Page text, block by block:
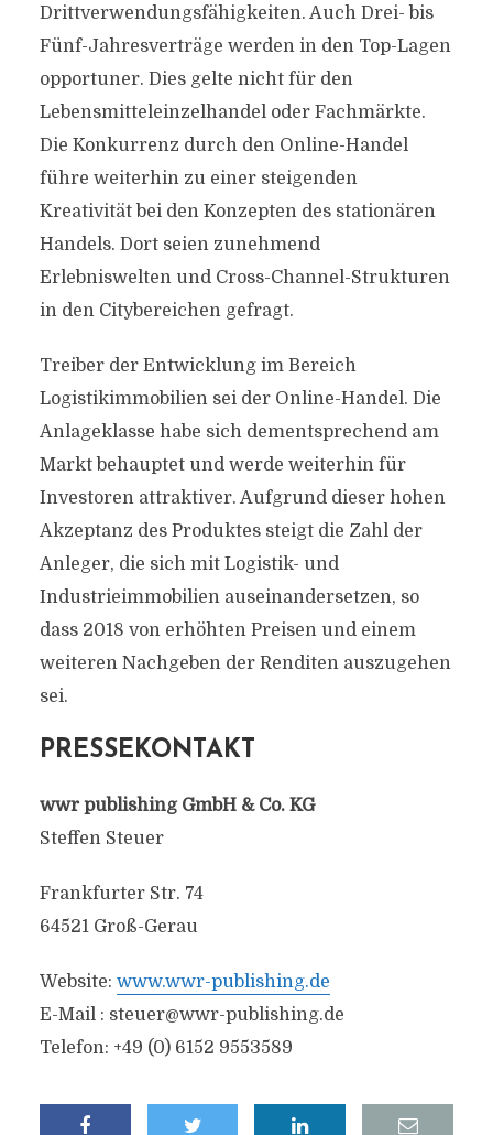
Drittverwendungsfähigkeiten. Auch Drei- bis
Fünf-Jahresverträge werden in den Top-Lagen
opportuner. Dies gelte nicht für den
Lebensmitteleinzelhandel oder Fachmärkte.
Die Konkurrenz durch den Online-Handel
führe weiterhin zu einer steigenden
Kreativität bei den Konzepten des stationären
Handels. Dort seien zunehmend
Erlebniswelten und Cross-Channel-Strukturen
in den Citybereichen gefragt.
Treiber der Entwicklung im Bereich
Logistikimmobilien sei der Online-Handel. Die
Anlageklasse habe sich dementsprechend am
Markt behauptet und werde weiterhin für
Investoren attraktiver. Aufgrund dieser hohen
Akzeptanz des Produktes steigt die Zahl der
Anleger, die sich mit Logistik- und
Industrieimmobilien auseinandersetzen, so
dass 2018 von erhöhten Preisen und einem
weiteren Nachgeben der Renditen auszugehen
sei.
PRESSEKONTAKT
wwr publishing GmbH & Co. KG
Steffen Steuer
Frankfurter Str. 74
64521 Groß-Gerau
Website: www.wwr-publishing.de
E-Mail : steuer@wwr-publishing.de
Telefon: +49 (0) 6152 9553589